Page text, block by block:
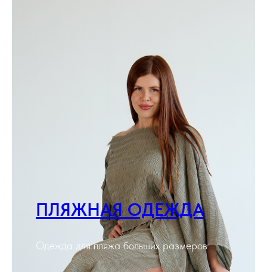
ПЛЯЖНАЯ ОДЕЖДА
Одежда для пляжа больших размеров